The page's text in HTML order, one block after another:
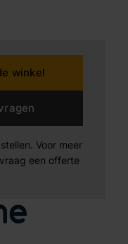
het matras is een
tot in
het visco-
het matras
Cool Motion 7 Je
door de
ventilerende
met 7-zones
plaatsen, zodat je
en soepel opstaat.
winkel
Voor meer
een offerte